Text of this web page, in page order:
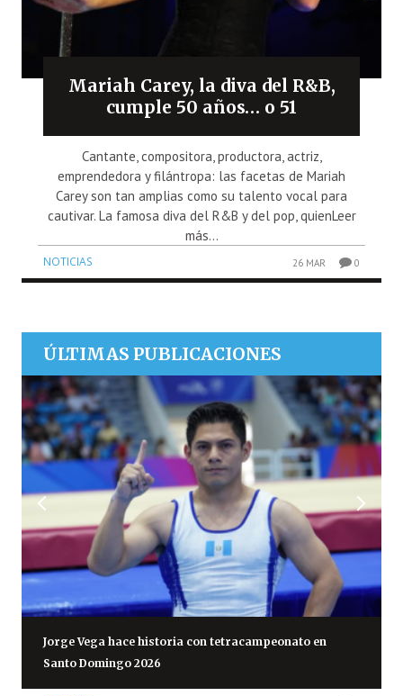
Mariah Carey, la diva del R&B,
cumple 50 años… o 51
Cantante, compositora, productora, actriz,
emprendedora y filántropa: las facetas de Mariah
Carey son tan amplias como su talento vocal para
cautivar. La famosa diva del R&B y del pop, quienLeer
más...
NOTICIAS 26 MAR 0
ÚLTIMAS PUBLICACIONES
Jorge Vega hace historia con tetracampeonato en
Santo Domingo 2026